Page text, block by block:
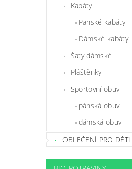
Kabáty
Panské kabáty
Dámské kabáty
Šaty dámské
Pláštěnky
Sportovní obuv
pánská obuv
dámská obuv
OBLEČENÍ PRO DĚTI